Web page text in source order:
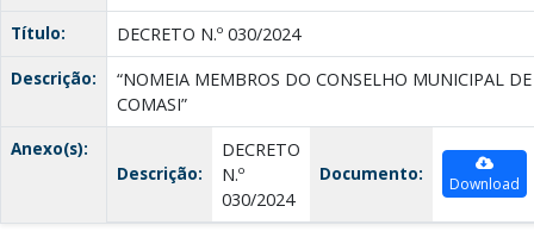
Título:
DECRETO N.º 030/2024
Descrição:
“NOMEIA MEMBROS DO CONSELHO MUNICIPAL
COMASI”
Anexo(s):
Descrição:
DECRETO
N.º
030/2024
Documento: Download